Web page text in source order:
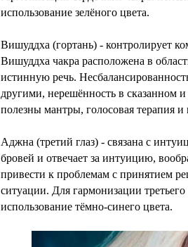
использование зелёного цвета.
Вишуддха (гортань) - контролирует
Вишуддха чакра расположена в
истинную речь.
другими, нерешённость в сказанном
полезны мантры, голосовая терапия и
Аджна (третий глаз) - связана с
бровей и отвечает за интуицию,
привести к проблемам с принятием
ситуации. Для гармонизации
использование тёмно-синего цвета.